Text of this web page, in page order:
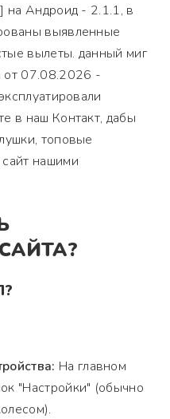
Андроид - 2.1.1, в
выявленные
вылеты. данный миг
от 07.08.2026 -
в наш Контакт, дабы
топовые
нашими
На главном
"Настройки" (обычно